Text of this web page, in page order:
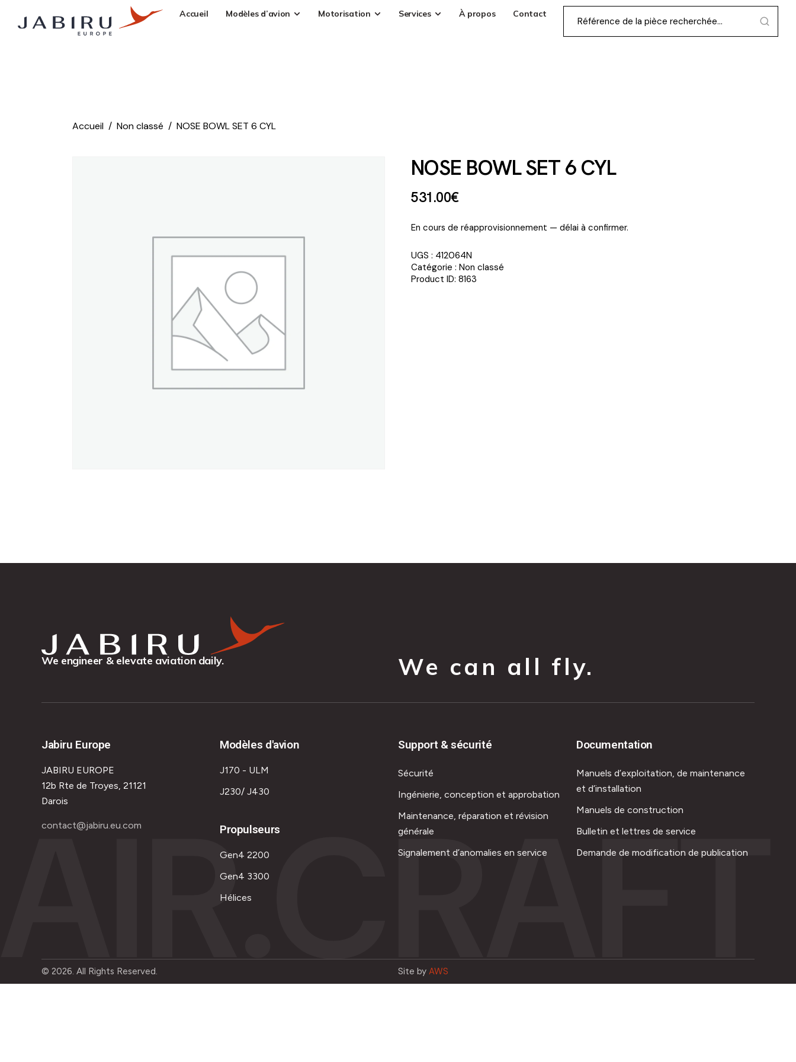
Accueil Modèles d’avion Motorisation Services À propos Contact
Accueil Non classé NOSE BOWL SET 6 CYL
NOSE BOWL SET 6 CYL
531.00€
En cours de réapprovisionnement — délai à confirmer.
UGS : 412064N
Catégorie : Non classé
Product ID: 8163
We engineer & elevate aviation daily. We can all fly.
Jabiru Europe
JABIRU EUROPE
12b Rte de Troyes, 21121
Darois
contact@jabiru.eu.com
Modèles d'avion
J170 - ULM
J230/ J430
Propulseurs
Gen4 2200
Gen4 3300
Hélices
Support & sécurité
Sécurité
Ingénierie, conception et approbation
Maintenance, réparation et révision
générale
Signalement d’anomalies en service
Documentation
Manuels d’exploitation, de maintenance
et d’installation
Manuels de construction
Bulletin et lettres de service
Demande de modification de publication
AIR.CRAFT
© 2026. All Rights Reserved. Site by AWS